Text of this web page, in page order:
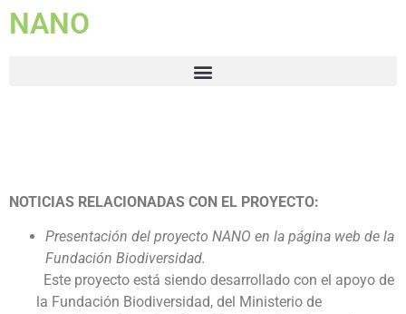
NANO
NOTICIAS RELACIONADAS CON EL PROYECTO:
Presentación del proyecto NANO en la página web de la
Fundación Biodiversidad.
Este proyecto está siendo desarrollado con el apoyo de
la Fundación Biodiversidad, del Ministerio de